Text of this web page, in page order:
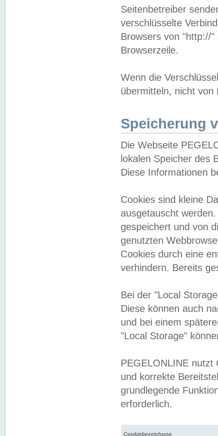
Seitenbetreiber
verschlüsselte
Browsers von "http://
Browserzeile.
Wenn die
übermitteln, nicht von
Speicherung
Die Webseite
lokalen Speicher des
Diese Informationen
Cookies sind kleine
ausgetauscht
gespeichert und von
genutzten
Cookies durch eine
verhindern. Bereits
Bei der "Local
Diese können auch
und bei einem
"Local Storage"
PEGELONLINE nutzt
und korrekte
grundlegende
erforderlich.
Cookiebezeichung